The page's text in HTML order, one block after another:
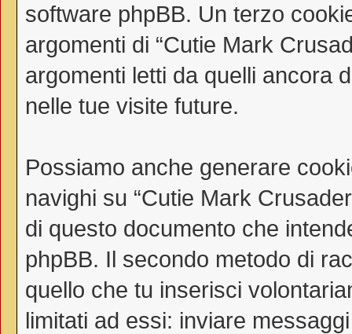
software phpBB. Un terzo
argomenti di “Cutie Mark
argomenti letti da quelli ancora
nelle tue visite future.
Possiamo anche generare
navighi su “Cutie Mark
di questo documento che
phpBB. Il secondo metodo di
quello che tu inserisci
limitati ad essi: inviare